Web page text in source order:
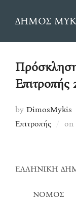
ΔΗΜΟΣ
Επιτροπής
by DimosMykis
Επιτροπής
on
ΕΛΛΗΝΙΚΗ
ΝΟΜΟΣ